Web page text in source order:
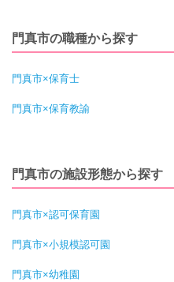
門真市の職種から探す
門真市×保育士
門真市×保育教諭
門真市の施設形態から探す
門真市×認可保育園
門真市×小規模認可園
門真市×幼稚園